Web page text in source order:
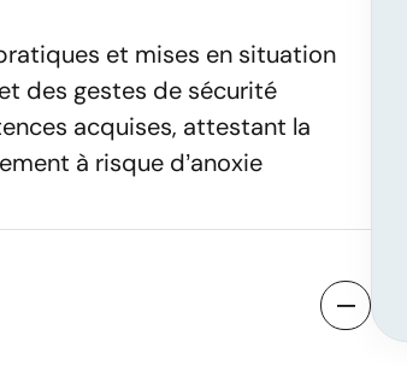
et mises en situation
des gestes de sécurité
acquises, attestant la
à risque d’anoxie